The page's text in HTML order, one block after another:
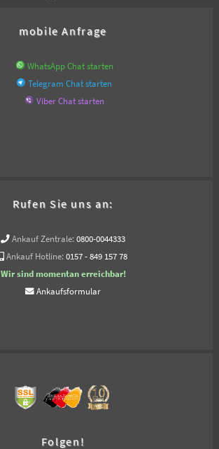
mobile Anfrage
WhatsApp Chat starten
Telegram Chat starten
Viber Chat starten
Rufen Sie uns an:
Ankauf Zentrale: 0800-0044333
Ankauf Hotline: 0157 - 849 157 78
Wir sind momentan erreichbar!
Ankaufsformular
Folgen!